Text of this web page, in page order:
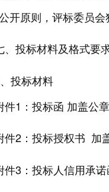
开原则，评标委员会
、投标材料及格式要
投标材料
件1：投标函 加盖公章
件2：投标授权书 加
件3：投标人信用承诺